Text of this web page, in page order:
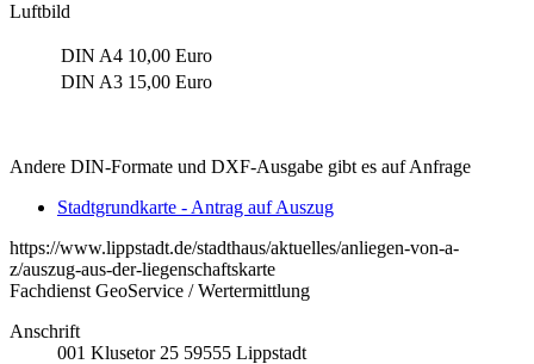
Luftbild
DIN A4 10,00 Euro
DIN A3 15,00 Euro
Andere DIN-Formate und DXF-Ausgabe gibt es auf Anfrage
Stadtgrundkarte - Antrag auf Auszug
https://www.lippstadt.de/stadthaus/aktuelles/anliegen-von-a-
z/auszug-aus-der-liegenschaftskarte
Fachdienst GeoService / Wertermittlung
Anschrift
001 Klusetor 25 59555 Lippstadt